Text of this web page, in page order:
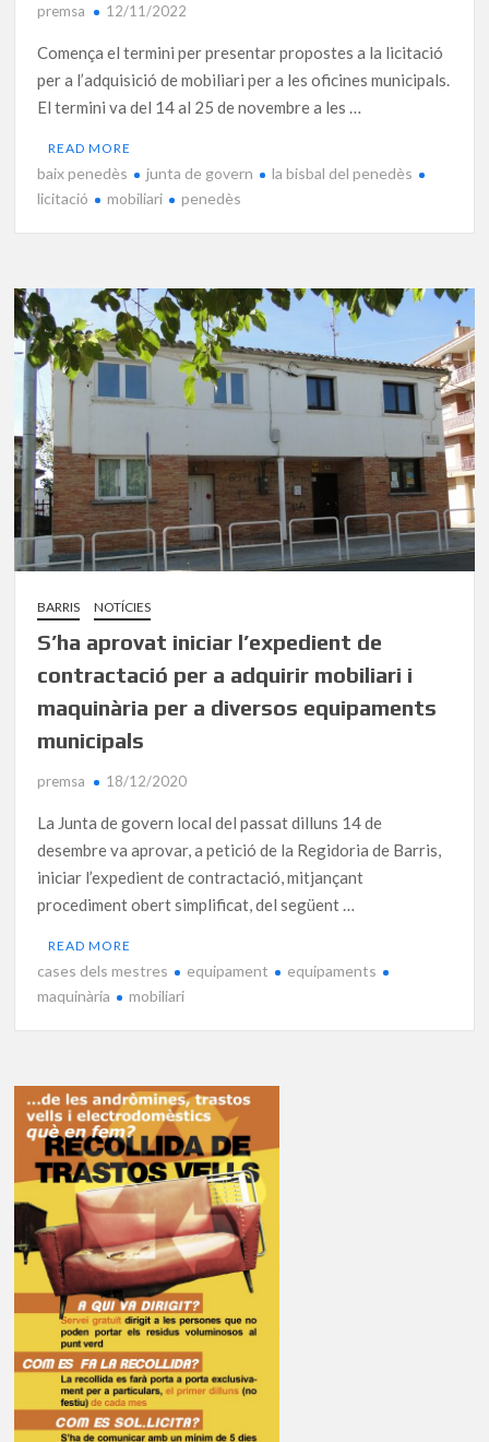
premsa 12/11/2022
Comença el termini per presentar propostes a la licitació
per a l’adquisició de mobiliari per a les oficines municipals.
El termini va del 14 al 25 de novembre a les …
READ MORE
baix penedès junta de govern
la bisbal del penedès
licitació
mobiliari penedès
BARRIS NOTÍCIES
S’ha aprovat iniciar l’expedient de
contractació per a adquirir mobiliari i
maquinària per a diversos equipaments
municipals
premsa 18/12/2020
La Junta de govern local del passat dilluns 14 de
desembre va aprovar, a petició de la Regidoria de Barris,
iniciar l’expedient de contractació, mitjançant
procediment obert simplificat, del següent …
READ MORE
cases dels mestres equipament
equipaments
maquinària
mobiliari